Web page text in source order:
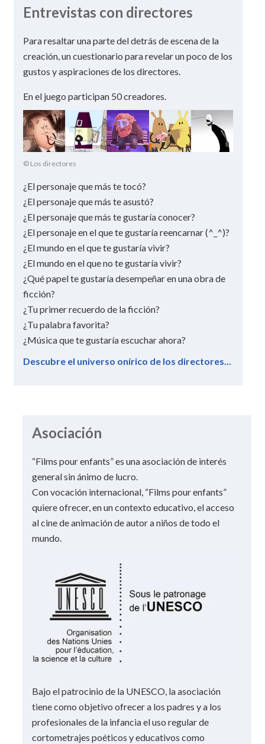
Entrevistas con directores
Para resaltar una parte del detrás de escena de la
creación, un cuestionario para revelar un poco de los
gustos y aspiraciones de los directores.
En el juego participan 50 creadores.
© Los directores
¿El personaje que más te tocó?
¿El personaje que más te asustó?
¿El personaje que más te gustaría conocer?
¿El personaje en el que te gustaría reencarnar (^_^)?
¿El mundo en el que te gustaría vivir?
¿El mundo en el que no te gustaría vivir?
¿Qué papel te gustaría desempeñar en una obra de
ficción?
¿Tu primer recuerdo de la ficción?
¿Tu palabra favorita?
¿Música que te gustaría escuchar ahora?
Descubre el universo onírico de los directores...
Asociación
“Films pour enfants” es una asociación de interés
general sin ánimo de lucro.
Con vocación internacional, “Films pour enfants”
quiere ofrecer, en un contexto educativo, el acceso
al cine de animación de autor a niños de todo el
mundo.
Bajo el patrocinio de la UNESCO, la asociación
tiene como objetivo ofrecer a los padres y a los
profesionales de la infancia el uso regular de
cortometrajes poéticos y educativos como